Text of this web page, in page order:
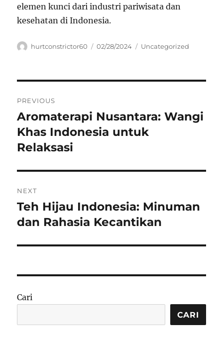
elemen kunci dari industri pariwisata dan
kesehatan di Indonesia.
Author
hurtconstrictor60
Posted
02/28/2024 Categories
Uncategorized
pos
PREVIOUS
Previous
post:
Aromaterapi Nusantara: Wangi
Khas Indonesia untuk
Relaksasi
NEXT
Next
post:
Teh Hijau Indonesia: Minuman
dan Rahasia Kecantikan
Cari
CARI